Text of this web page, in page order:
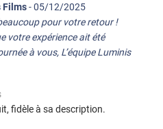
Films-05/12/2025
pour votre retour !
votre expérience ait été
à vous, L’équipe Luminis
fidèle à sa description.